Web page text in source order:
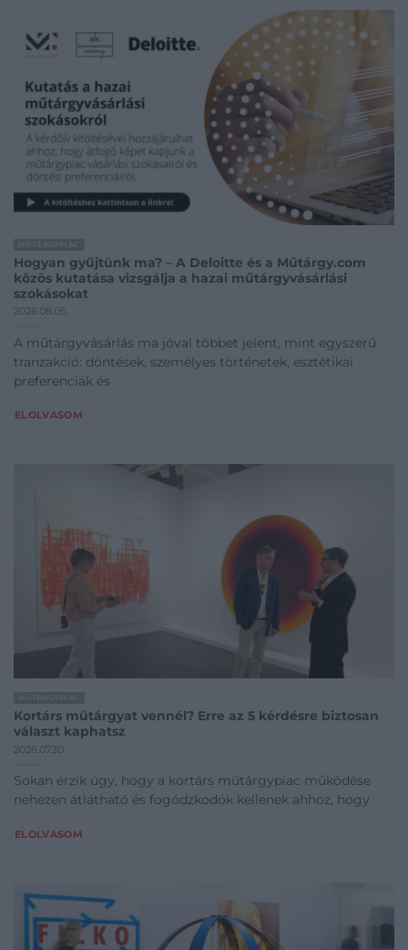
Hogyan gyűjtünk ma? – A Deloitte és a Műtárgy.com
közös kutatása vizsgálja a hazai műtárgyvásárlási
szokásokat
2026.08.05.
A műtárgyvásárlás ma jóval többet jelent, mint egyszerű
tranzakció: döntések, személyes történetek, esztétikai
preferenciák és
ELOLVASOM
Kortárs műtárgyat vennél? Erre az 5 kérdésre biztosan
választ kaphatsz
2026.07.30.
Sokan érzik úgy, hogy a kortárs műtárgypiac működése
nehezen átlátható és fogódzkodók kellenek ahhoz, hogy
ELOLVASOM